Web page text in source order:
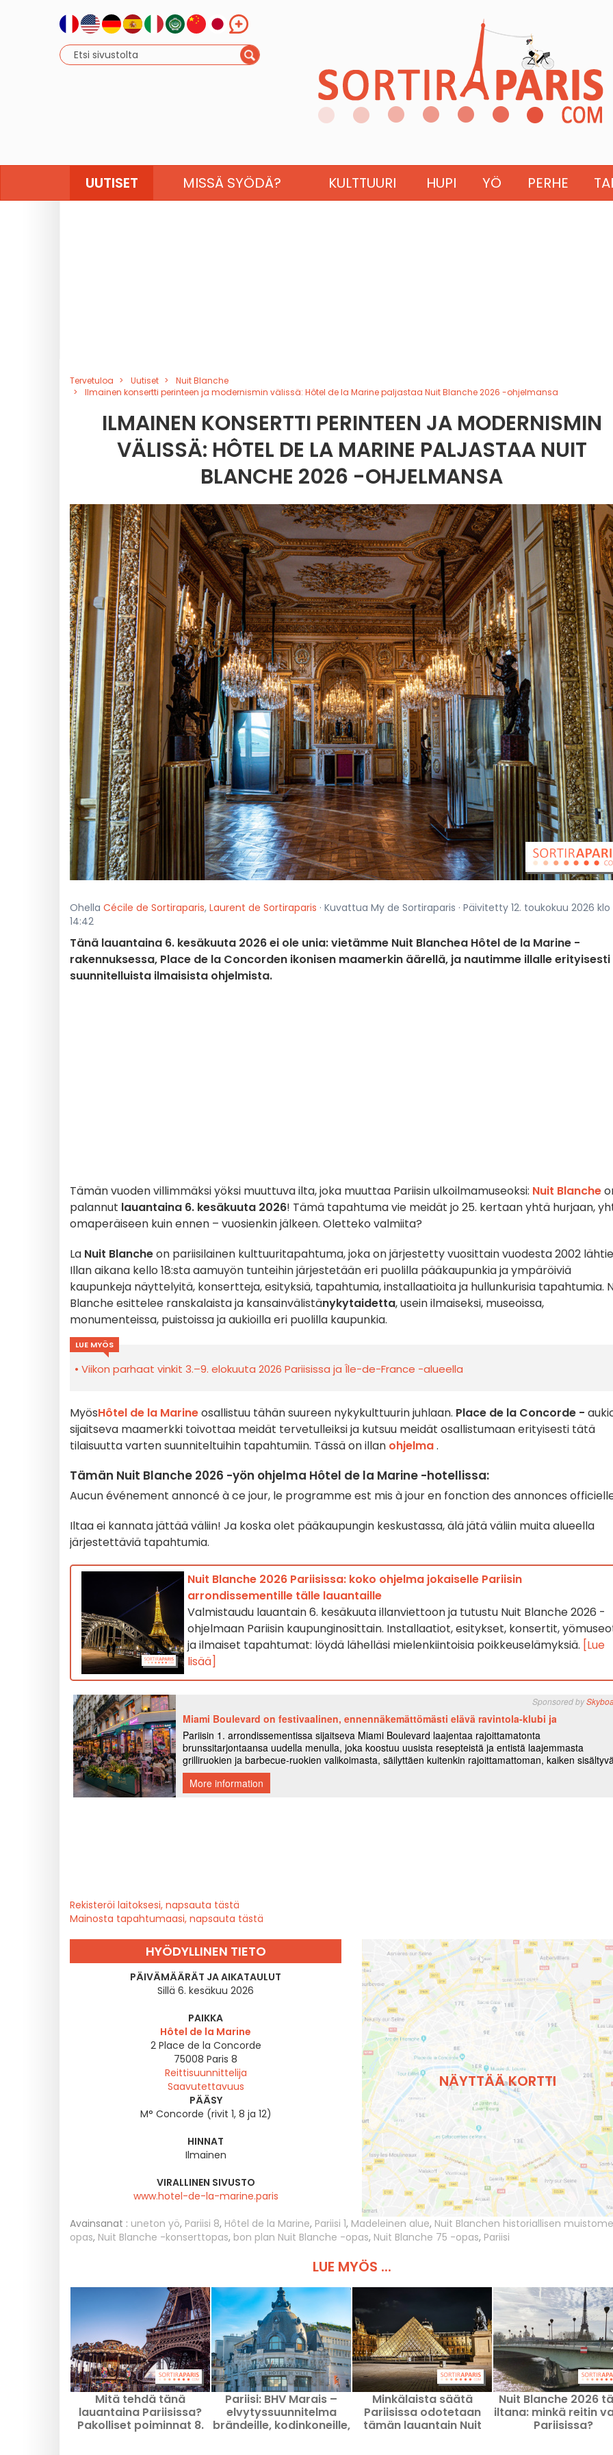
UUTISET MISSÄ SYÖDÄ? KULTTUURI HUPI YÖ PERHE
Tervetuloa Uutiset
Nuit Blanche
Ilmainen konsertti perinteen ja modernismin välissä: Hôtel de la Marine paljastaa Nuit Blanche 2026 -ohjelmansa
ILMAINEN KONSERTTI PERINTEEN JA MODERNISMIN
VÄLISSÄ: HÔTEL DE LA MARINE PALJASTAA NUIT
BLANCHE 2026 -OHJELMANSA
Ohella Cécile de Sortiraparis, Laurent de Sortiraparis · Kuvattua My de Sortiraparis · Päivitetty 12. toukokuu 2026 klo
14:42
Tänä lauantaina 6. kesäkuuta 2026 ei ole unia: vietämme Nuit Blanchea Hôtel de la Marine -
rakennuksessa, Place de la Concorden ikonisen maamerkin äärellä, ja nautimme illalle erityisesti
suunnitelluista ilmaisista ohjelmista.
Tämän vuoden villimmäksi yöksi muuttuva ilta, joka muuttaa Pariisin ulkoilmamuseoksi: Nuit Blanche
palannut lauantaina 6. kesäkuuta 2026! Tämä tapahtuma vie meidät jo 25. kertaan yhtä hurjaan,
omaperäiseen kuin ennen – vuosienkin jälkeen. Oletteko valmiita?
La Nuit Blancheon pariisilainen kulttuuritapahtuma, joka on järjestetty vuosittain vuodesta 2002
Illan aikana kello 18:sta aamuyön tunteihin järjestetään eri puolilla pääkaupunkia ja ympäröiviä
kaupunkeja näyttelyitä, konsertteja, esityksiä, tapahtumia, installaatioita ja hullunkurisia tapahtumia.
Blanche esittelee ranskalaista ja kansainvälistänykytaidetta, usein ilmaiseksi, museoissa,
monumenteissa, puistoissa ja aukioilla eri puolilla kaupunkia.
LUE MYÖS
Viikon parhaat vinkit 3.–9. elokuuta 2026 Pariisissa ja Île-de-France -alueella
MyösHôtel de la Marineosallistuu tähän suureen nykykulttuurin juhlaan. Place de la Concorde -
sijaitseva maamerkki toivottaa meidät tervetulleiksi ja kutsuu meidät osallistumaan erityisesti tätä
tilaisuutta varten suunniteltuihin tapahtumiin. Tässä on illan ohjelma.
Tämän Nuit Blanche 2026 -yön ohjelma Hôtel de la Marine -hotellissa:
Aucun événement annoncé à ce jour, le programme est mis à jour en fonction des annonces
Iltaa ei kannata jättää väliin! Ja koska olet pääkaupungin keskustassa, älä jätä väliin muita alueella
järjestettäviä tapahtumia.
Nuit Blanche 2026 Pariisissa: koko ohjelma jokaiselle Pariisin
arrondissementille tälle lauantaille
Valmistaudu lauantain 6. kesäkuuta illanviettoon ja tutustu Nuit Blanche 2026 -
ohjelmaan Pariisin kaupunginosittain. Installaatiot, esitykset, konsertit,
ja ilmaiset tapahtumat: löydä lähelläsi mielenkiintoisia poikkeuselämyksiä. [Lue
lisää]
Rekisteröi laitoksesi, napsauta tästä
Mainosta tapahtumaasi, napsauta tästä
HYÖDYLLINEN TIETO
PÄIVÄMÄÄRÄT JA AIKATAULUT
Sillä 6. kesäkuu 2026
PAIKKA
Hôtel de la Marine
2 Place de la Concorde
75008 Paris 8
Reittisuunnittelija
Saavutettavuus
PÄÄSY
M° Concorde (rivit 1, 8 ja 12)
HINNAT
Ilmainen
VIRALLINEN SIVUSTO
www.hotel-de-la-marine.paris
NÄYTTÄÄ KORTTI
Avainsanat : uneton yö, Pariisi 8, Hôtel de la Marine, Pariisi 1, Madeleinen alue, Nuit Blanchen historiallisen
opas, Nuit Blanche -konserttopas, bon plan Nuit Blanche -opas, Nuit Blanche 75 -opas, Pariisi
LUE MYÖS ...
Mitä tehdä tänä
lauantaina Pariisissa?
Pakolliset poiminnat 8.
Pariisi: BHV Marais –
elvytyssuunnitelma
brändeille, kodinkoneille,
Minkälaista säätä
Pariisissa odotetaan
tämän lauantain Nuit
Nuit Blanche 2026
iltana: minkä reitin
Pariisissa?